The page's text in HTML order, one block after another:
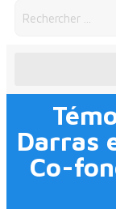
Darras
Co-